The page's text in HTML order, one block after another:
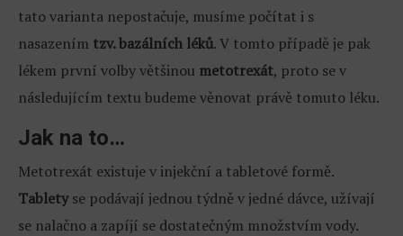
tato varianta nepostačuje, musíme počítat i s
nasazením tzv. bazálních léků. V tomto případě je pak
lékem první volby většinou metotrexát, proto se v
následujícím textu budeme věnovat právě tomuto léku.
Jak na to…
Metotrexát existuje v injekční a tabletové formě.
Tabletyse podávají jednou týdně v jedné dávce, užívají
se nalačno a zapíjí se dostatečným množstvím vody.